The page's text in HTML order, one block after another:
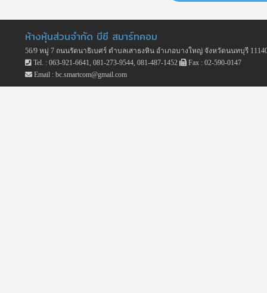
ห้างหุ้นส่วนจำกัด บีซี สมาร์ทคอม
56/9 หมู่ 7 ถนนรัตนาธิเบศร์ ตำบลเสาธงหิน อำเภอบางใหญ่ จังหวัดนนทบุรี
Tel. : 063-921-6641, 081-273-9544, 081-487-1452
Fax : 02-590-0147
Email : bc.smartcom@gmail.com